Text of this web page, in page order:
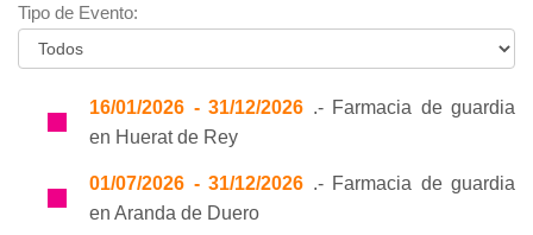
Tipo de Evento:
16/01/2026 - 31/12/2026 .- Farmacia de guardia
en Huerat de Rey
01/07/2026 - 31/12/2026 .- Farmacia de guardia
en Aranda de Duero